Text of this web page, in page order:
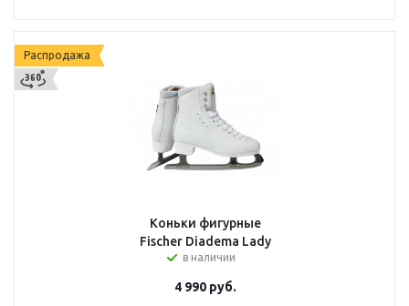
Распродажа
Коньки фигурные
Fischer Diadema Lady
в наличии
4 990руб.